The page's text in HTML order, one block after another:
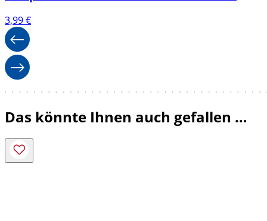
3,99€
Das könnte Ihnen auch gefallen …